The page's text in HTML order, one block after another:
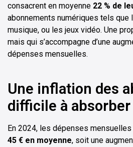
consacrent en moyenne 22 % de
abonnements numériques tels que
musique, ou les jeux vidéo. Une
mais qui s’accompagne d’une
dépenses mensuelles.
Une inflation des
difficile à absorber
En 2024, les dépenses
45 € en moyenne, soit une